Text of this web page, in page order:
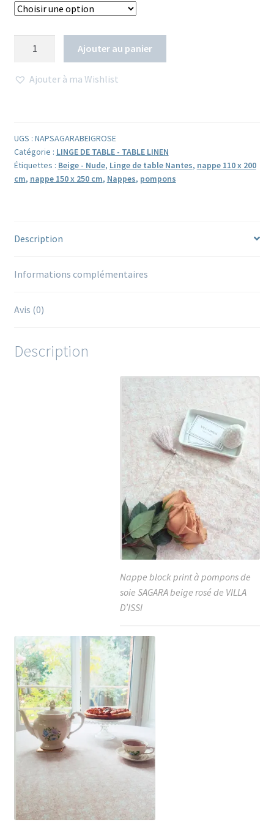
block
pompons
de
soie
SAGARA
Ajouter au panier
Ajouter à ma Wishlist
UGS : NAPSAGARABEIGROSE
Catégorie : LINGE DE TABLE - TABLE LINEN
Étiquettes : Beige - Nude, Linge de table Nantes, nappe 110 x 200
cm, nappe 150 x 250 cm, Nappes, pompons
Description
Informations complémentaires
Avis (0)
Description
Nappe block print à pompons de
soie SAGARA beige rosé de VILLA
D’ISSI